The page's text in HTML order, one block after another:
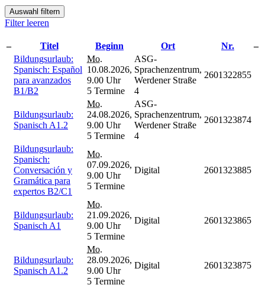
Auswahl filtern
Filter leeren
– Titel Beginn Ort Nr.
–
Bildungsurlaub:
Spanisch: Español
para avanzados
B1/B2
Mo.
10.08.2026,
9.00 Uhr
5 Termine
ASG-
Sprachenzentrum,
Werdener Straße
4
2601322855
Bildungsurlaub:
Spanisch A1.2
Mo.
24.08.2026,
9.00 Uhr
5 Termine
ASG-
Sprachenzentrum,
Werdener Straße
4
2601323874
Bildungsurlaub:
Spanisch:
Conversación y
Gramática para
expertos B2/C1
Mo.
07.09.2026,
9.00 Uhr
5 Termine
Digital 2601323885
Bildungsurlaub:
Spanisch A1
Mo.
21.09.2026,
9.00 Uhr
5 Termine
Digital 2601323865
Bildungsurlaub:
Spanisch A1.2
Mo.
28.09.2026,
9.00 Uhr
5 Termine
Digital 2601323875